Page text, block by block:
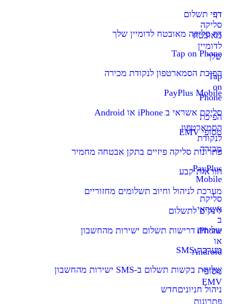
דף
סליקה
מאובטח
לדומיין
שלך
Tap
on
Phone
הפיכת
הסמארטפון
לנקודת
מכירה
PayPlus
Mobile
סליקת
אשראי
ב
iPhone
או
Android
מסופי
EMV
פתרונות
דפי תשלום
דף סליקה מאובטח לדומיין שלך
Tap on Phone
הפיכת הסמארטפון לנקודת מכירה
PayPlus Mobile
סליקת אשראי ב iPhone או Android
מסופי EMV
פתרונות סליקה פיזיים בתקן אבטחה מחמיר
הוראות קבע
מערכת לניהול וחיוב תשלומים מחזוריים
לינקים לתשלום
שליחת דרישות תשלום ישירות מהחשבון
מערכת SMS
שליחת בקשות תשלום ב-SMS ישירות מהחשבון
ניהול חניוניםחדש